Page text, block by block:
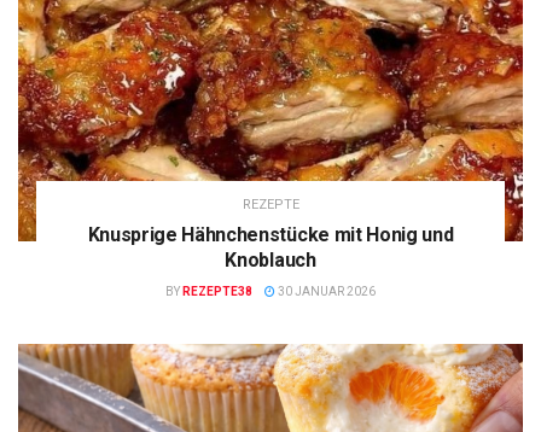
REZEPTE
Knusprige Hähnchenstücke mit Honig und
Knoblauch
BY REZEPTE38 30 JANUAR 2026